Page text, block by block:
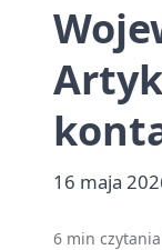
16 maja
6 min czytania